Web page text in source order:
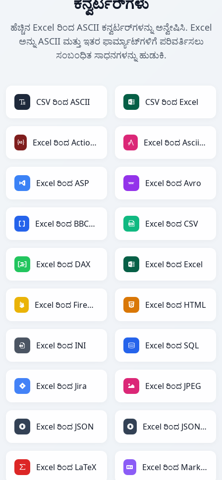
ಹೆಚ್ಚಿನ Excel ರಿಂದ ASCII ಕನ್ವರ್ಟರ್‌ಗಳನ್ನು ಅನ್ವೇಷಿಸಿ. Excel
ಅನ್ನು ASCII ಮತ್ತು ಇತರ ಫಾರ್ಮ್ಯಾಟ್‌ಗಳಿಗೆ ಪರಿವರ್ತಿಸಲು
ಸಂಬಂಧಿತ ಸಾಧನಗಳನ್ನು ಹುಡುಕಿ.
CSV ರಿಂದ ASCII CSV ರಿಂದ Excel
Excel ರಿಂದ ActionScript Excel ರಿಂದ AsciiDoc
Excel ರಿಂದ ASP Excel ರಿಂದ Avro
Excel ರಿಂದ BBCode Excel ರಿಂದ CSV
Excel ರಿಂದ DAX Excel ರಿಂದ Excel
Excel ರಿಂದ Firebase Excel ರಿಂದ HTML
Excel ರಿಂದ INI Excel ರಿಂದ SQL
Excel ರಿಂದ Jira Excel ರಿಂದ JPEG
Excel ರಿಂದ JSON Excel ರಿಂದ JSONLines
Excel ರಿಂದ LaTeX Excel ರಿಂದ Markdown